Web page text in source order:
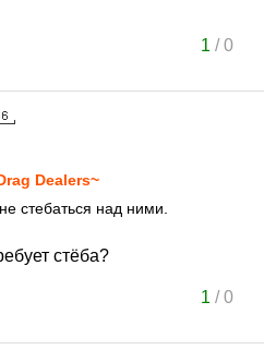
1 /0
Dealers~
стебаться над ними.
стёба?
1 /0